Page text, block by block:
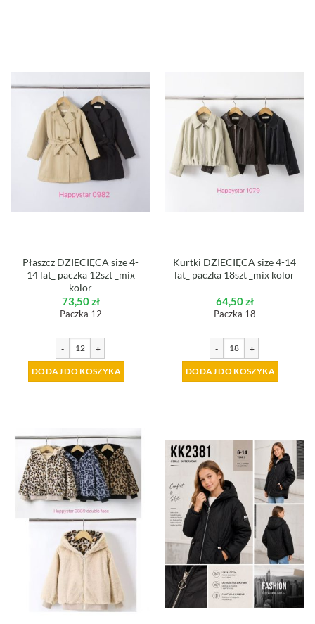
Płaszcz DZIECIĘCA size 4-
14 lat_ paczka 12szt _mix
kolor
73,50zł
Paczka 12
- +
DODAJ DO KOSZYKA
Kurtki DZIECIĘCA size 4-14
lat_ paczka 18szt _mix kolor
64,50zł
Paczka 18
- +
DODAJ DO KOSZYKA